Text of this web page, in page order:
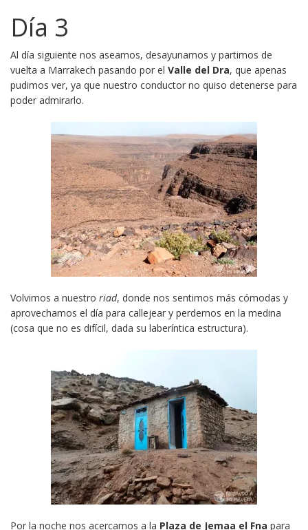
Día 3
Al día siguiente nos aseamos, desayunamos y partimos de
vuelta a Marrakech pasando por el Valle del Dra, que apenas
pudimos ver, ya que nuestro conductor no quiso detenerse para
poder admirarlo.
Volvimos a nuestro riad, donde nos sentimos más cómodas y
aprovechamos el día para callejear y perdernos en la medina
(cosa que no es difícil, dada su laberíntica estructura).
Por la noche nos acercamos a la Plaza de Jemaa el Fna para